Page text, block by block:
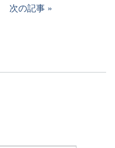
次の記事